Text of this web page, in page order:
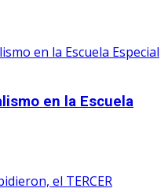
en la Escuela